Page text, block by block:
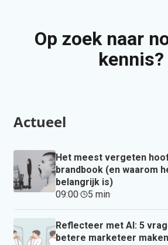
Op zoek naar
kennis?
Actueel
Het meest vergeten
brandbook (en waarom
belangrijk is)
09:00· 5 min·
Reflecteer met AI: 5
betere marketeer maken